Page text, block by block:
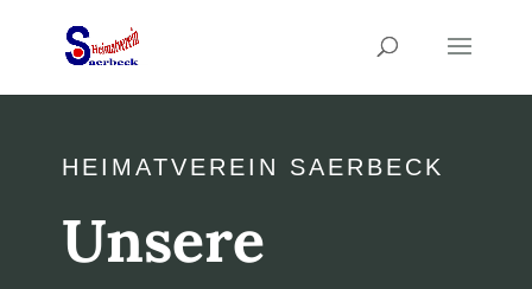
HEIMATVEREIN SAERBECK
Unsere